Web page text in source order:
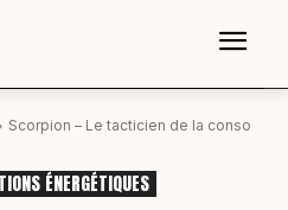
Scorpion – Le tacticien de la conso
ÉNERGÉTIQUES